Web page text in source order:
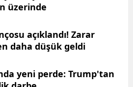
üzerinde
açıklandı! Zarar
daha düşük geldi
yeni perde: Trump'tan